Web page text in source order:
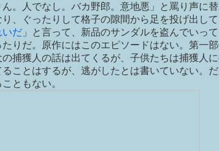
ん。人でなし。バカ野郎。意地悪」と罵り声に
、ぐったりして格子の隙間から足を投げ出して
いだ 」と言って、新品のサンダルを盗んでいって
りだ。原作にはこのエピソードはない。第一
の捕獲人の話は出てくるが、子供たちは捕獲人
ことはするが、逃がしたとは書いていない。
ともない。